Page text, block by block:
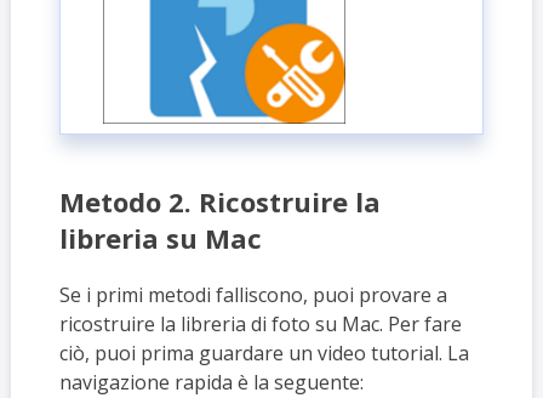
Metodo 2. Ricostruire la
libreria su Mac
Se i primi metodi falliscono, puoi provare a
ricostruire la libreria di foto su Mac. Per fare
ciò, puoi prima guardare un video tutorial. La
navigazione rapida è la seguente: